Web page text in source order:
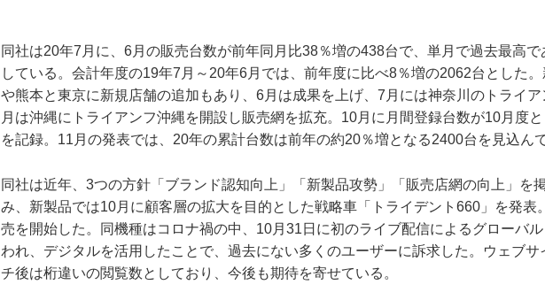
同社は20年7月に、6月の販売台数が前年同月比38％増の438台で、単月で過去最高で
している。会計年度の19年7月～20年6月では、前年度に比べ8％増の2062台とした。
や熊本と東京に新規店舗の追加もあり、6月は成果を上げ、7月には神奈川のトライ
月は沖縄にトライアンフ沖縄を開設し販売網を拡充。10月に月間登録台数が10月度
を記録。11月の発表では、20年の累計台数は前年の約20％増となる2400台を見込んで
同社は近年、3つの方針「ブランド認知向上」「新製品攻勢」「販売店網の向上」を
み、新製品では10月に顧客層の拡大を目的とした戦略車「トライデント660」を発表
売を開始した。同機種はコロナ禍の中、10月31日に初のライブ配信によるグローバ
われ、デジタルを活用したことで、過去にない多くのユーザーに訴求した。ウェブサ
チ後は桁違いの閲覧数としており、今後も期待を寄せている。